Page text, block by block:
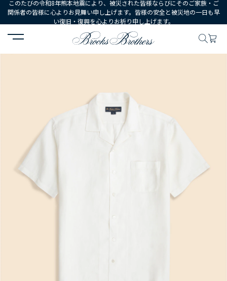
このたびの令和8年熊本地震により、被災された皆様ならびにそのご家族・ご
関係者の皆様に心よりお見舞い申し上げます。皆様の安全と被災地の一日も早
い復旧・復興を心よりお祈り申し上げます。
HOME ウェア シャツ カジュアルシャツ リヨセル／